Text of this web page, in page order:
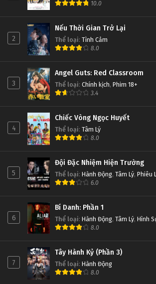
10.0
2
Nếu Thời Gian Trở Lại
Thể loại: Tình Cảm
8.0
3
Angel Guts: Red Classroom
Thể loại: Chính kịch, Phim 18+
3.4
4
Chiếc Vòng Ngọc Huyết
Thể loại: Tâm Lý
8.0
5
Đội Đặc Nhiệm Hiện Trường
Thể loại: Hành Động, Tâm Lý, Phiêu
6.0
6
Bí Danh: Phần 1
Thể loại: Hành Động, Tâm Lý, Hình
8.0
7
Tây Hành Kỷ (Phần 3)
Thể loại: Hành Động
8.0